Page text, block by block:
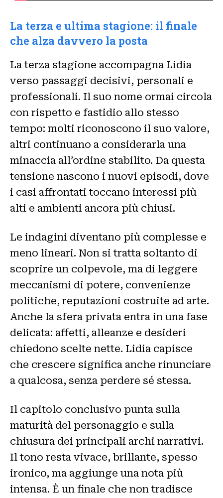
La terza e ultima stagione: il finale
che alza davvero la posta
La terza stagione accompagna Lidia
verso passaggi decisivi, personali e
professionali. Il suo nome ormai circola
con rispetto e fastidio allo stesso
tempo: molti riconoscono il suo valore,
altri continuano a considerarla una
minaccia all’ordine stabilito. Da questa
tensione nascono i nuovi episodi, dove
i casi affrontati toccano interessi più
alti e ambienti ancora più chiusi.
Le indagini diventano più complesse e
meno lineari. Non si tratta soltanto di
scoprire un colpevole, ma di leggere
meccanismi di potere, convenienze
politiche, reputazioni costruite ad arte.
Anche la sfera privata entra in una fase
delicata: affetti, alleanze e desideri
chiedono scelte nette. Lidia capisce
che crescere significa anche rinunciare
a qualcosa, senza perdere sé stessa.
Il capitolo conclusivo punta sulla
maturità del personaggio e sulla
chiusura dei principali archi narrativi.
Il tono resta vivace, brillante, spesso
ironico, ma aggiunge una nota più
intensa. È un finale che non tradisce